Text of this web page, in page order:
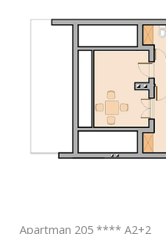
Apartman 205 **** A2+2